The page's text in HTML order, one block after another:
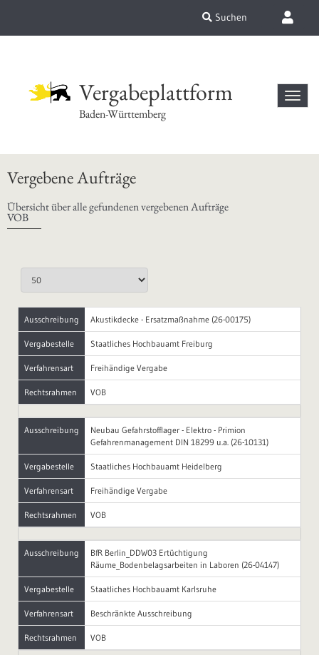
Suchen
Vergabeplattform
Baden-Württemberg
Vergebene Aufträge
Übersicht über alle gefundenen vergebenen Aufträge
VOB
Ausschreibung Akustikdecke - Ersatzmaßnahme (26-00175)
Vergabestelle Staatliches Hochbauamt Freiburg
Verfahrensart Freihändige Vergabe
Rechtsrahmen VOB
Ausschreibung
Neubau Gefahrstofflager - Elektro - Primion
Gefahrenmanagement DIN 18299 u.a. (26-10131)
Vergabestelle Staatliches Hochbauamt Heidelberg
Verfahrensart Freihändige Vergabe
Rechtsrahmen VOB
Ausschreibung
BfR Berlin_DDW03 Ertüchtigung
Räume_Bodenbelagsarbeiten in Laboren (26-04147)
Vergabestelle Staatliches Hochbauamt Karlsruhe
Verfahrensart Beschränkte Ausschreibung
Rechtsrahmen VOB